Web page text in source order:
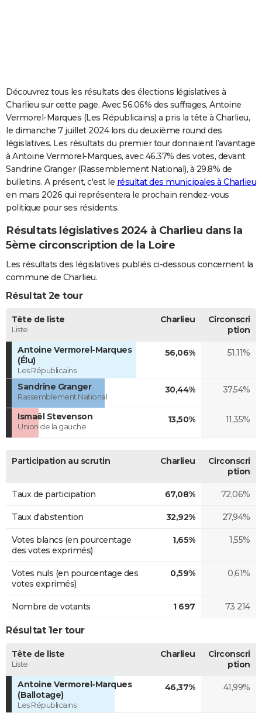
Carte de Noël
Carte Bonne année
Carte Saint-Valentin
Carte Pâques
Carte d'anniversaire
DICTIONNAIRE
Dictionnaire
Biographies
Citations
Expressions
Proverbes
PROGRAMME TV
COPAINS D'AVANT
S'inscrire
Se connecter
Lycées
Collèges
Primaires
Universités
Entreprises
Service militaire
Avis de recherche
AVIS DE DÉCÈS
FORUM
Bricolage
Lifestyle
Culture
Sport
Auto
Television
Voyage
Cinema
Découvrez tous les résultats des élections législatives à
Charlieu sur cette page. Avec 56.06% des suffrages, Antoine
Vermorel-Marques (Les Républicains) a pris la tête à Charlieu,
le dimanche 7 juillet 2024 lors du deuxième round des
législatives. Les résultats du premier tour donnaient l’avantage
à Antoine Vermorel-Marques, avec 46.37% des votes, devant
Sandrine Granger (Rassemblement National), à 29.8% de
bulletins. A présent, c'est le résultat des municipales à Charlieu
en mars 2026 qui représentera le prochain rendez-vous
politique pour ses résidents.
Résultats législatives 2024 à Charlieu dans la
5ème circonscription de la Loire
Les résultats des législatives publiés ci-dessous concernent la
commune de Charlieu.
Résultat 2e tour
Tête de liste
Liste
Charlieu
Circonscri
ption
Antoine Vermorel-Marques
(Élu)
Les Républicains
56,06% 51,11%
Sandrine Granger
Rassemblement National
30,44% 37,54%
Ismaël Stevenson
Union de la gauche
13,50% 11,35%
Participation au scrutin Charlieu
Circonscri
ption
Taux de participation 67,08% 72,06%
Taux d'abstention 32,92% 27,94%
Votes blancs (en pourcentage
des votes exprimés)
1,65% 1,55%
Votes nuls (en pourcentage des
votes exprimés)
0,59% 0,61%
Nombre de votants 1 697 73 214
Résultat 1er tour
Tête de liste
Liste
Charlieu
Circonscri
ption
Antoine Vermorel-Marques
(Ballotage)
Les Républicains
46,37% 41,99%